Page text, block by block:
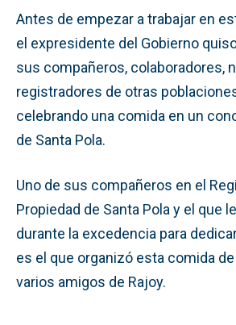
Antes de empezar a trabajar en
el expresidente del Gobierno
sus compañeros, colaboradores,
registradores de otras
celebrando una comida en un
de Santa Pola.
Uno de sus compañeros en el
Propiedad de Santa Pola y el que
durante la excedencia para
es el que organizó esta comida
varios amigos de Rajoy.